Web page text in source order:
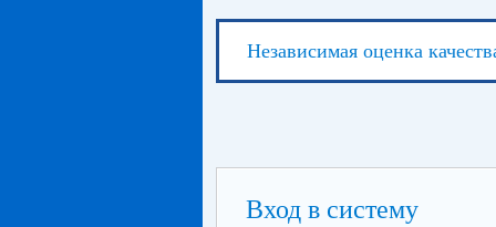
Независимая оценка
Вход в систему